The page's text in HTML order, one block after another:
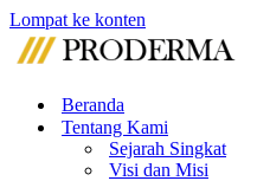
Lompat ke konten
Beranda
Tentang Kami
Sejarah Singkat
Visi dan Misi